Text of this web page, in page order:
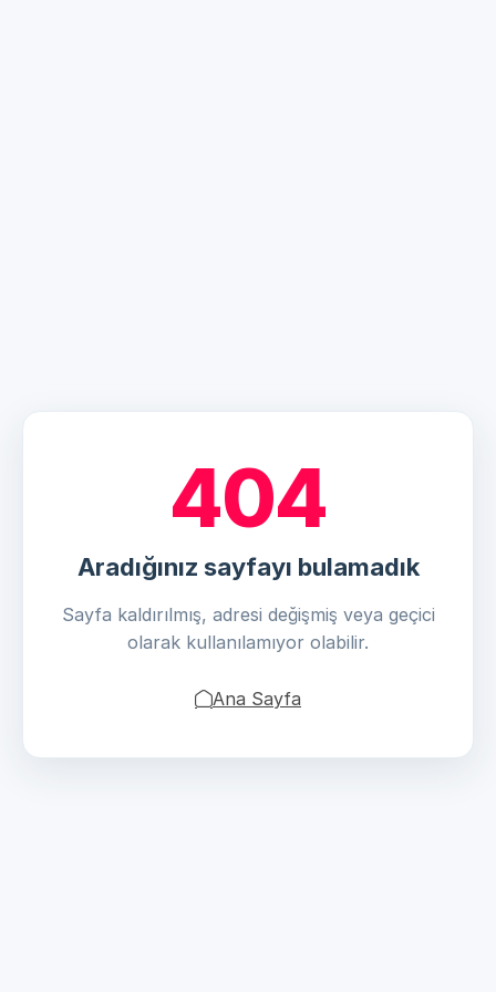
404
Aradığınız sayfayı bulamadık
Sayfa kaldırılmış, adresi değişmiş veya geçici
olarak kullanılamıyor olabilir.
Ana Sayfa